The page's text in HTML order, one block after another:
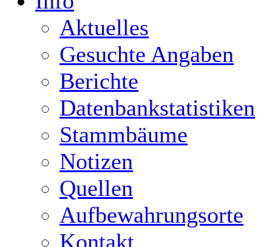
Aktuelles
Gesuchte Angaben
Berichte
Datenbankstatistiken
Stammbäume
Notizen
Quellen
Aufbewahrungsorte
Kontakt